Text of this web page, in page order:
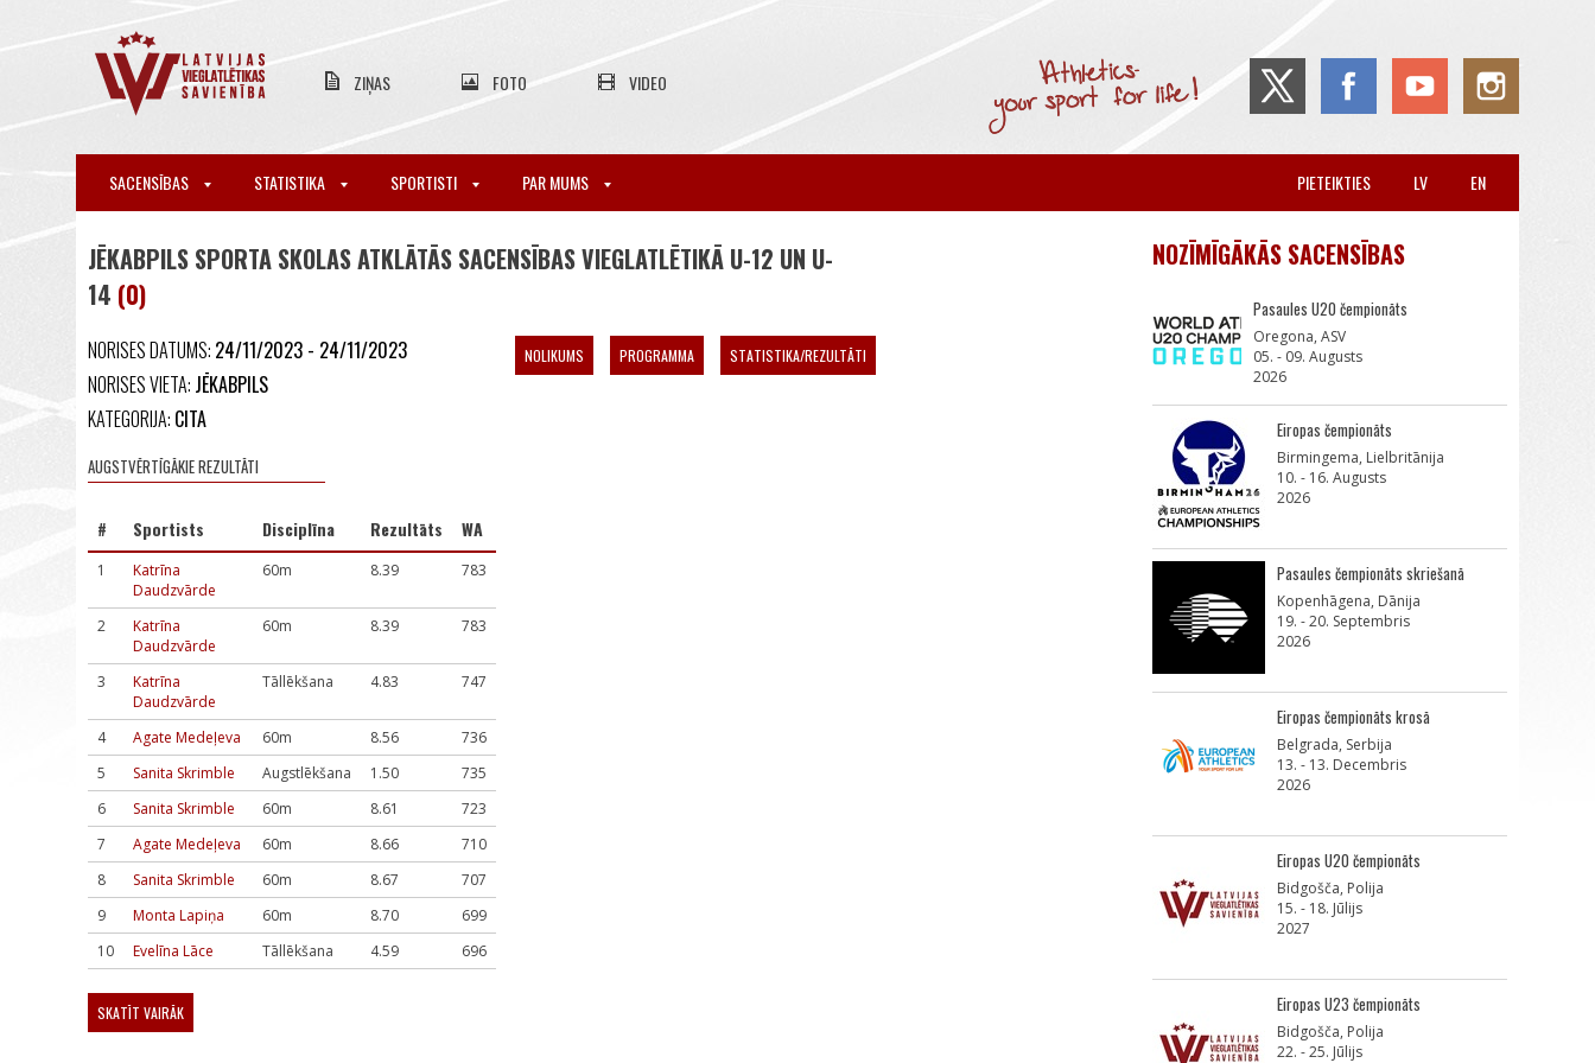
ZIŅAS FOTO VIDEO
SACENSĪBAS STATISTIKA SPORTISTI PAR MUMS EN
LV
PIETEIKTIES
JĒKABPILS SPORTA SKOLAS ATKLĀTĀS SACENSĪBAS VIEGLATLĒTIKĀ U-12 UN U-
14 (0)
NORISES DATUMS: 24/11/2023 - 24/11/2023
NORISES VIETA: JĒKABPILS
KATEGORIJA: CITA
AUGSTVĒRTĪGĀKIE REZULTĀTI
# Sportists Disciplīna Rezultāts WA
1
Katrīna
Daudzvārde
60m 8.39 783
2
Katrīna
Daudzvārde
60m 8.39 783
3
Katrīna
Daudzvārde
Tāllēkšana 4.83 747
4 Agate Medeļeva 60m 8.56
736
5
Sanita Skrimble Augstlēkšana 1.50
735
6
Sanita Skrimble 60m 8.61
723
7
Agate Medeļeva 60m 8.66
710
8
Sanita Skrimble 60m 8.67
707
9
Monta Lapiņa 60m 8.70
699
10
Evelīna Lāce Tāllēkšana 4.59 696
SKATĪT VAIRĀK
NOLIKUMS PROGRAMMA STATISTIKA/REZULTĀTI
NOZĪMĪGĀKĀS SACENSĪBAS
Pasaules U20 čempionāts
Oregona, ASV
05. - 09. Augusts
2026
Eiropas čempionāts
Birmingema, Lielbritānija
10. - 16. Augusts
2026
Pasaules čempionāts skriešanā
Kopenhāgena, Dānija
19. - 20. Septembris
2026
Eiropas čempionāts krosā
Belgrada, Serbija
13. - 13. Decembris
2026
Eiropas U20 čempionāts
Bidgošča, Polija
15. - 18. Jūlijs
2027
Eiropas U23 čempionāts
Bidgošča, Polija
22. - 25. Jūlijs